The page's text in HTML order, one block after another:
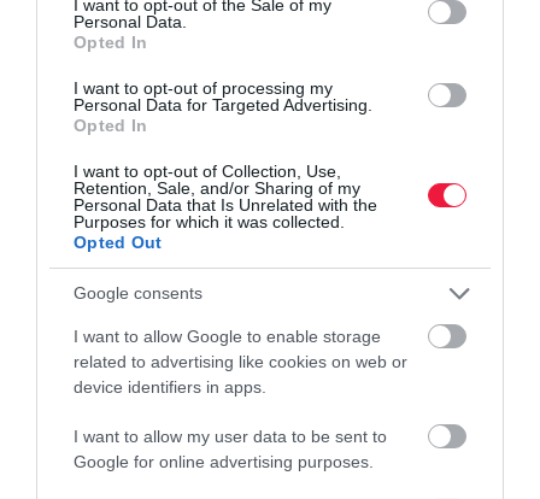
I want to opt-out of the Sale of my
Personal Data.
Opted In
I want to opt-out of processing my
Personal Data for Targeted Advertising.
Opted In
I want to opt-out of Collection, Use,
Retention, Sale, and/or Sharing of my
Personal Data that Is Unrelated with the
Purposes for which it was collected.
Opted Out
Google consents
I want to allow Google to enable storage
related to advertising like cookies on web or
device identifiers in apps.
I want to allow my user data to be sent to
Google for online advertising purposes.